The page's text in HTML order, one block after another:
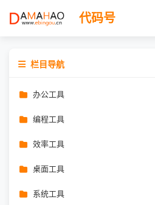
代码号
栏目导航
办公工具
编程工具
效率工具
桌面工具
系统工具